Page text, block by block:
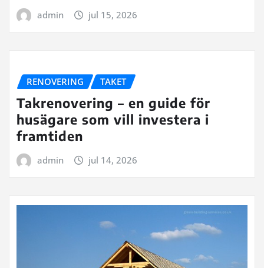
admin jul 15, 2026
RENOVERING TAKET
Takrenovering – en guide för
husägare som vill investera i
framtiden
admin jul 14, 2026